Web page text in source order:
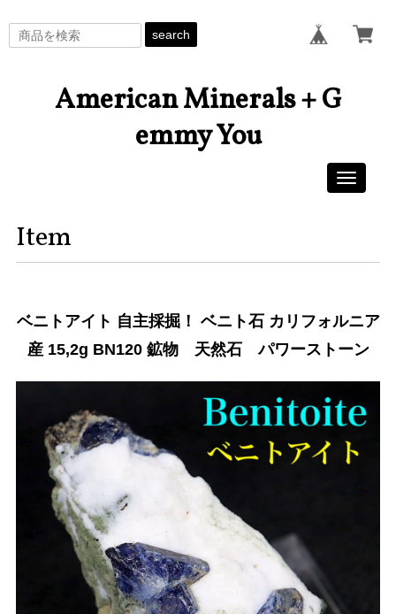
search
American Minerals + G
emmy You
Toggle
Item
ベニトアイト 自主採掘！ ベニト石 カリフォルニア
産 15,2g BN120 鉱物 天然石 パワーストーン